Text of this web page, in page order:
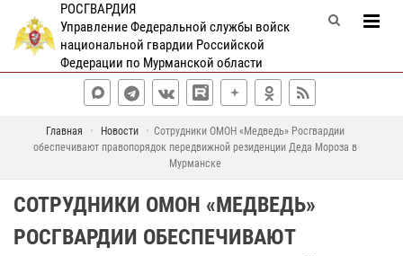
РОСГВАРДИЯ
Управление Федеральной службы войск
национальной гвардии Российской
Федерации по Мурманской области
Главная Новости
Сотрудники ОМОН «Медведь» Росгвардии
обеспечивают правопорядок передвижной резиденции Деда Мороза в
Мурманске
СОТРУДНИКИ ОМОН «МЕДВЕДЬ»
РОСГВАРДИИ ОБЕСПЕЧИВАЮТ